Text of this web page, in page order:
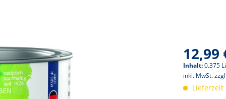
12,99
Inhalt:0.375
inkl. MwSt.
Lieferzeit